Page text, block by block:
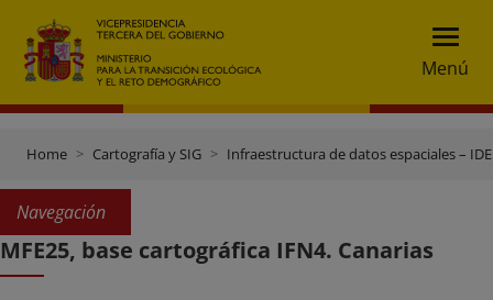
Menú
Home Cartografía y SIG Infraestructura de datos espaciales – IDE
Navegación
MFE25, base cartográfica IFN4. Canarias